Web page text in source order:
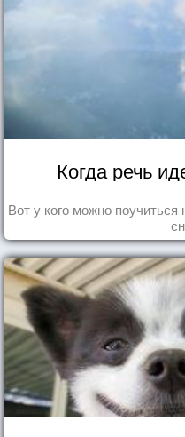
Когда речь
Вот у кого можно